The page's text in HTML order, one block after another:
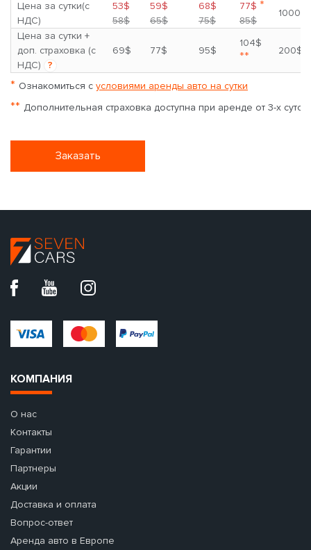
Цена за сутки(с
НДС)
53$
58$
59$
65$
68$
75$
77$ *
85$
1000$
Цена за сутки +
доп. страховка (с
НДС)
?
69$ 77$ 95$
104$
** 200$
* Ознакомиться с условиями аренды авто на сутки
** Дополнительная страховка доступна при аренде от 3-х суток
Заказать
КОМПАНИЯ
О нас
Контакты
Гарантии
Партнеры
Акции
Доставка и оплата
Вопрос-ответ
Аренда авто в Европе